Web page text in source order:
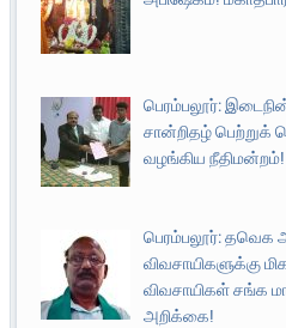
பெரம்பலூர்:
சான்றிதழ்
வழங்கிய நீதிமன்றம்!
பெரம்பலூர்: தவெக
விவசாயிகளுக்கு
விவசாயிகள் சங்க
அறிக்கை!